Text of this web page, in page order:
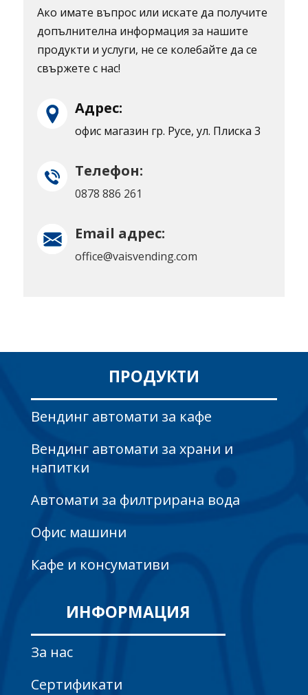
Ако имате въпрос или искате да получите
допълнителна информация за нашите
продукти и услуги, не се колебайте да се
свържете с нас!
Адрес:
офис магазин гр. Русе, ул. Плиска 3
Телефон:
0878 886 261
Email адрес:
office@vaisvending.com
ПРОДУКТИ
Вендинг автомати за кафе
Вендинг автомати за храни и
напитки
Автомати за филтрирана вода
Офис машини
Кафе и консумативи
ИНФОРМАЦИЯ
За нас
Сертификати